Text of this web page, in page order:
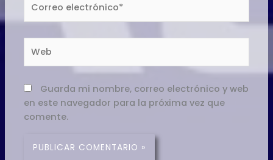
electrónico*
Guarda mi nombre, correo electrónico y web
en este navegador para la próxima vez que
comente.